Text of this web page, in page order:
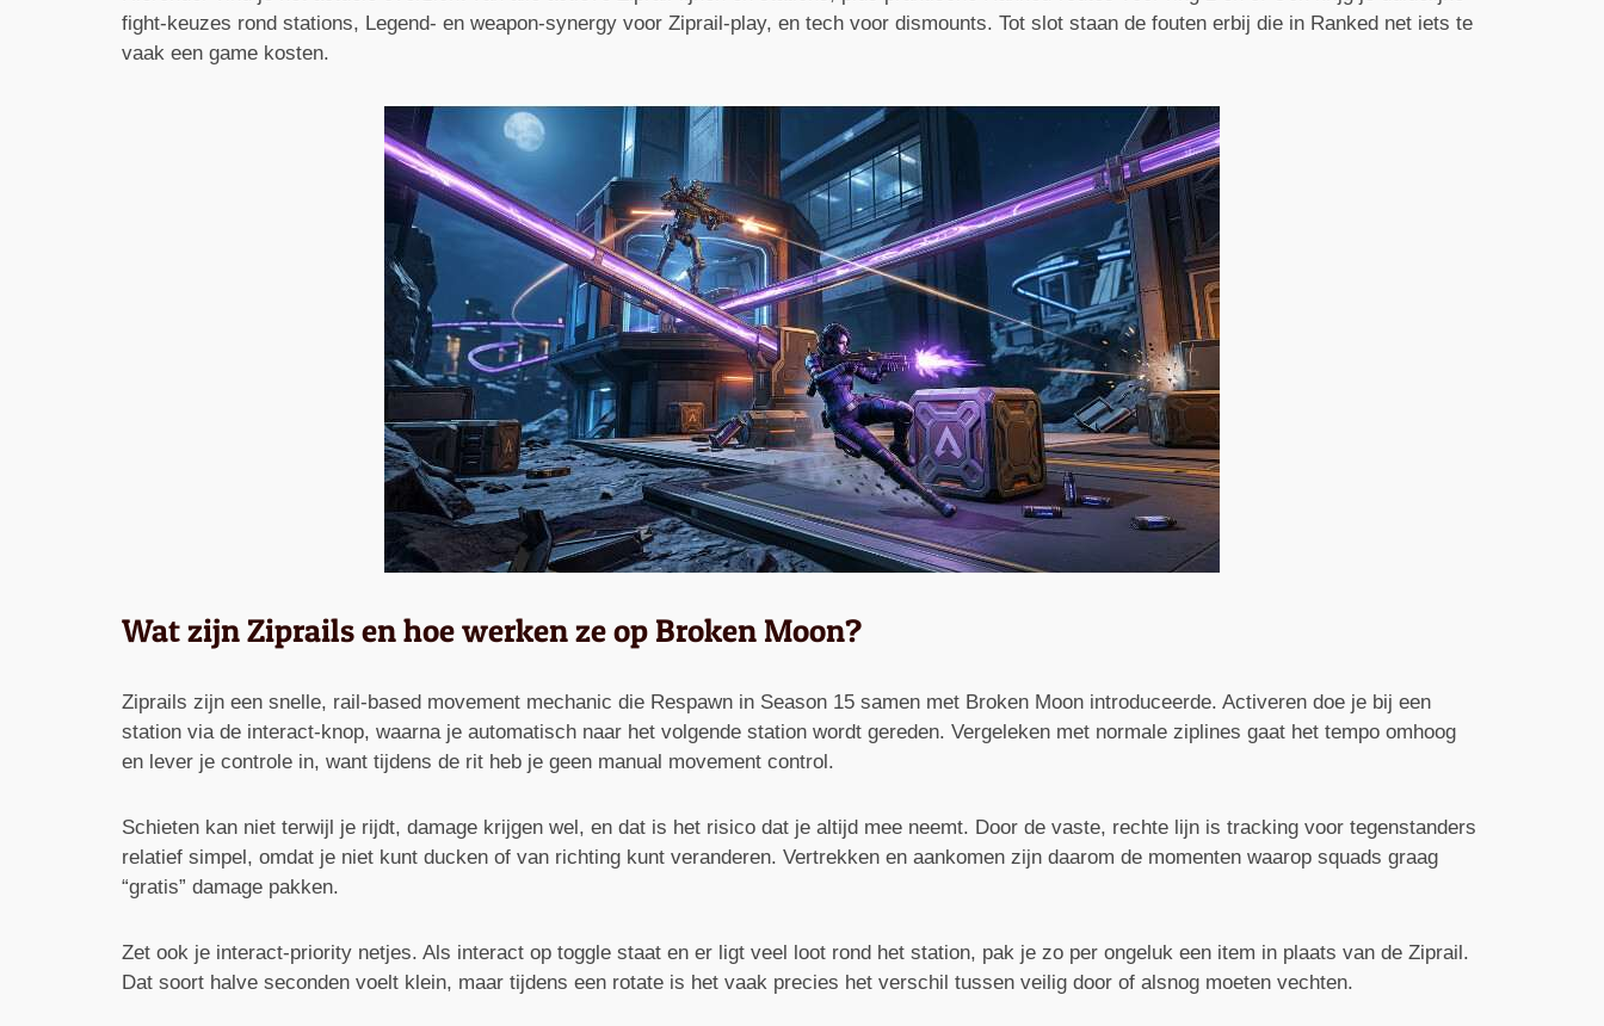
fight-keuzes rond stations, Legend- en weapon-synergy voor Ziprail-play, en tech voor dismounts. Tot slot staan de fouten erbij die in Ranked net iets te
vaak een game kosten.
Wat zijn Ziprails en hoe werken ze op Broken Moon?
Ziprails zijn een snelle, rail-based movement mechanic die Respawn in Season 15 samen met Broken Moon introduceerde. Activeren doe je bij een
station via de interact-knop, waarna je automatisch naar het volgende station wordt gereden. Vergeleken met normale ziplines gaat het tempo omhoog
en lever je controle in, want tijdens de rit heb je geen manual movement control.
Schieten kan niet terwijl je rijdt, damage krijgen wel, en dat is het risico dat je altijd mee neemt. Door de vaste, rechte lijn is tracking voor tegenstanders
relatief simpel, omdat je niet kunt ducken of van richting kunt veranderen. Vertrekken en aankomen zijn daarom de momenten waarop squads graag
“gratis” damage pakken.
Zet ook je interact-priority netjes. Als interact op toggle staat en er ligt veel loot rond het station, pak je zo per ongeluk een item in plaats van de Ziprail.
Dat soort halve seconden voelt klein, maar tijdens een rotate is het vaak precies het verschil tussen veilig door of alsnog moeten vechten.